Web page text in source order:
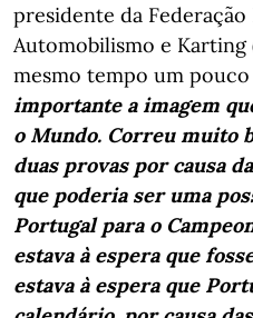
presidente da Federação
Automobilismo e Karting
mesmo tempo um
importante a imagem
o Mundo. Correu muito
duas provas por causa
que poderia ser uma
Portugal para o
estava à espera que
estava à espera que